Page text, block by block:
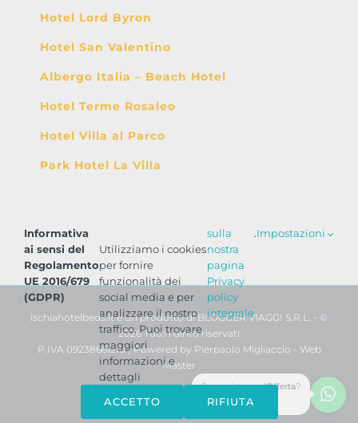
Hotel Lord Byron
Hotel San Valentino
Albergo Italia – Beach Hotel
Hotel Terme Rosaleo
Hotel Villa al Parco
Park Hotel La Villa
ischiahotelbeds.it è un prodotto di BLOGGER VIAGGI S.R.L. - ©
2026 Tutti i diritti riservati
P.IVA 09238661210 | Powered by Pierpaolo Migliaccio - Web
Master
Informativa
ai sensi del
Regolamento
UE 2016/679
(GDPR)
Utilizziamo i cookies
per fornire
funzionalità dei
social media e per
analizzare il nostro
traffico. Puoi trovare
maggiori
informazioni e
dettagli
sulla
nostra
pagina
Privacy
policy
integrale
.Impostazioni
ACCETTO RIFIUTA
Serve aiuto o un'Offerta?
Scrivici ora!